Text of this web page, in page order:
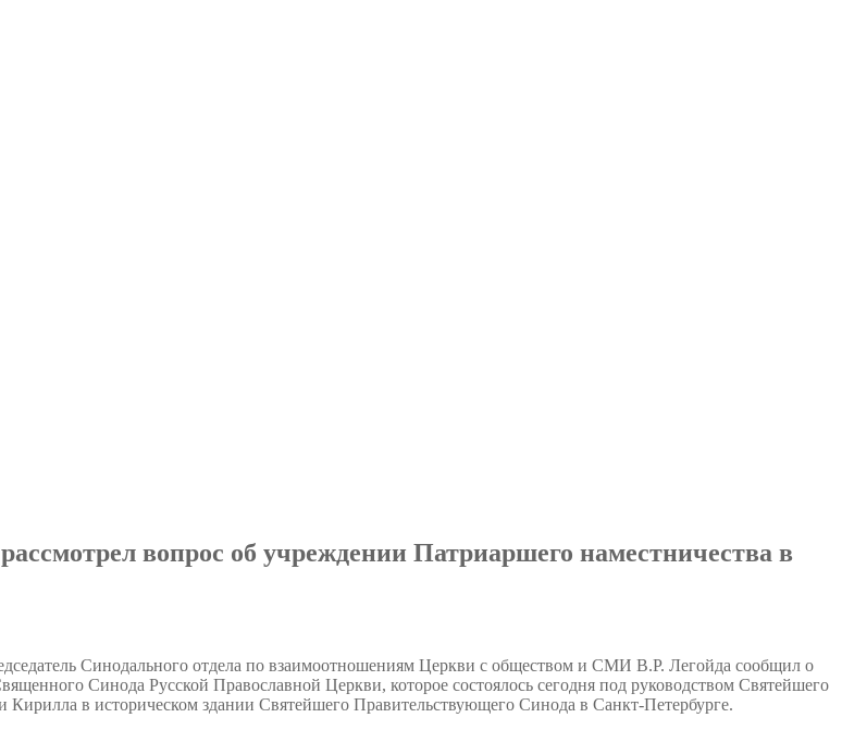
вопрос об учреждении Патриаршего наместничества в
Синодального отдела по взаимоотношениям Церкви с обществом и СМИ В.Р. Легойда сообщил о
Синода Русской Православной Церкви, которое состоялось сегодня под руководством Святейшего
Кирилла в историческом здании Святейшего Правительствующего Синода в Санкт-Петербурге.